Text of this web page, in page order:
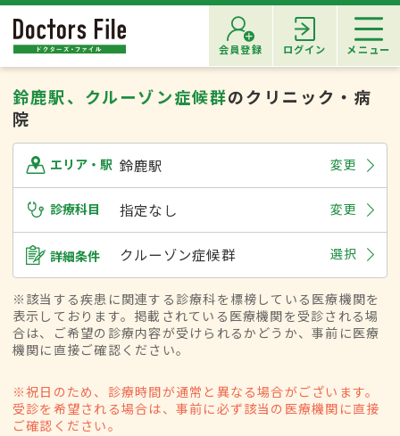
会員登録 ログイン メニュー
鈴鹿駅、クルーゾン症候群のクリニック・病
院
エリア・駅 鈴鹿駅 変更
診療科目 指定なし 変更
詳細条件 クルーゾン症候群 選択
※該当する疾患に関連する診療科を標榜している医療機関を
表示しております。掲載されている医療機関を受診される場
合は、ご希望の診療内容が受けられるかどうか、事前に医療
機関に直接ご確認ください。
※祝日のため、診療時間が通常と異なる場合がございます。
受診を希望される場合は、事前に必ず該当の医療機関に直接
ご確認ください。